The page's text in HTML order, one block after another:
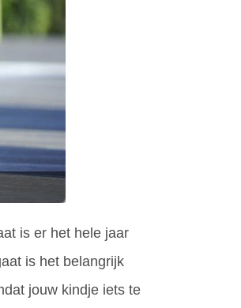
is er het hele jaar
is het belangrijk
jouw kindje iets te